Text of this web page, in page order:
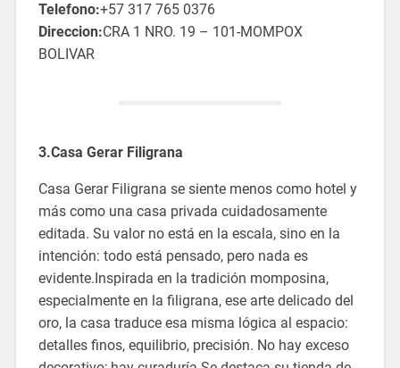
Telefono:+57 317 765 0376
Direccion:CRA 1 NRO. 19 – 101-MOMPOX
BOLIVAR
3.Casa Gerar Filigrana
Casa Gerar Filigrana se siente menos como hotel y
más como una casa privada cuidadosamente
editada. Su valor no está en la escala, sino en la
intención: todo está pensado, pero nada es
evidente.Inspirada en la tradición momposina,
especialmente en la filigrana, ese arte delicado del
oro, la casa traduce esa misma lógica al espacio:
detalles finos, equilibrio, precisión. No hay exceso